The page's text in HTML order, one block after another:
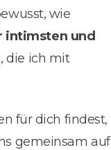
wie
intimsten und
die ich mit
für dich findest,
gemeinsam auf